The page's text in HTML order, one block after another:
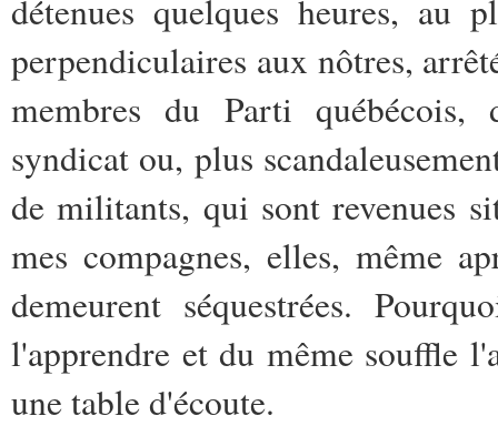
détenues quelques heures,
perpendiculaires aux nôtres,
membres du Parti québécois,
syndicat ou, plus
de militants, qui sont revenues
mes compagnes, elles, même
demeurent séquestrées.
l'apprendre et du même souffle
une table d'écoute.